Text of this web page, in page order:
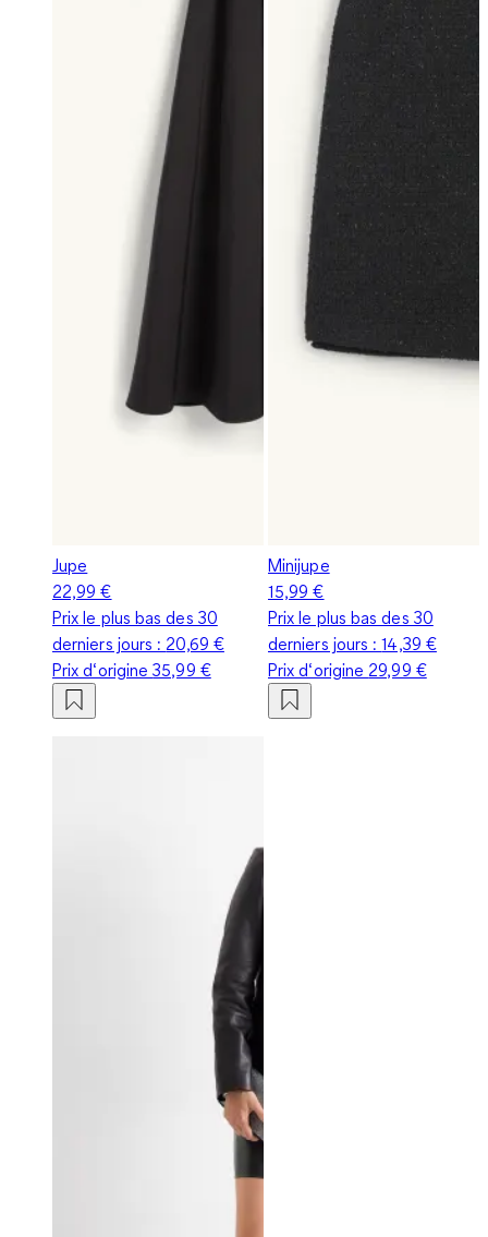
Jupe
22,99 €
Prix le plus bas des 30
derniers jours : 20,69 €
Prix d‘origine35,99 €
Minijupe
15,99 €
Prix le plus bas des 30
derniers jours :14,39 €
Prix d‘origine 29,99 €